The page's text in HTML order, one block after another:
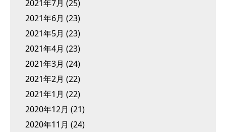
2021年7月 (25)
2021年6月 (23)
2021年5月 (23)
2021年4月 (23)
2021年3月 (24)
2021年2月 (22)
2021年1月 (22)
2020年12月 (21)
2020年11月 (24)